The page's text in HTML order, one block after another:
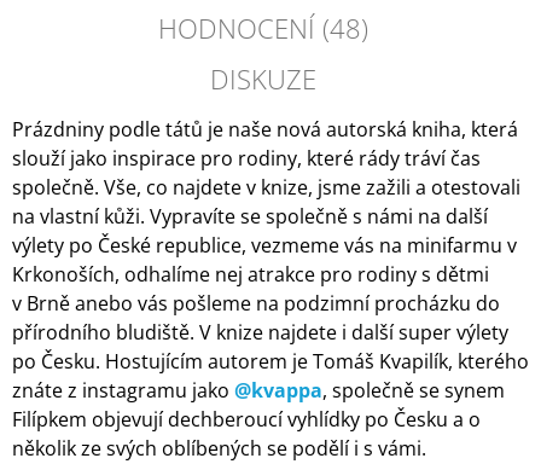
HODNOCENÍ (48)
DISKUZE
Prázdniny podle tátů je naše nová autorská kniha, která
slouží jako inspirace pro rodiny, které rády tráví čas
společně. Vše, co najdete v knize, jsme zažili a otestovali
na vlastní kůži. Vypravíte se společně s námi na další
výlety po České republice, vezmeme vás na minifarmu v
Krkonoších, odhalíme nej atrakce pro rodiny s dětmi
v Brně anebo vás pošleme na podzimní procházku do
přírodního bludiště. V knize najdete i další super výlety
po Česku. Hostujícím autorem je Tomáš Kvapilík, kterého
znáte z instagramu jako @kvappa, společně se synem
Filípkem objevují dechberoucí vyhlídky po Česku a o
několik ze svých oblíbených se podělí i s vámi.